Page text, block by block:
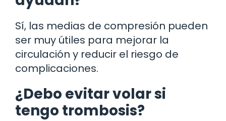
Sí, las medias de compresión pueden
ser muy útiles para mejorar la
circulación y reducir el riesgo de
complicaciones.
¿Debo evitar volar si
tengo trombosis?